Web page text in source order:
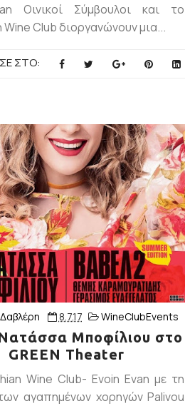
Οινικοί Σύμβουλοι και το
Club διοργανώνουν μια...
ΣΤΟ:
8.7.17 WineClubEvents
Μποφίλιου στο
GREEN Theater
Wine Club- Evoin Evan με τη
αγαπημένων χορηγών Palivou